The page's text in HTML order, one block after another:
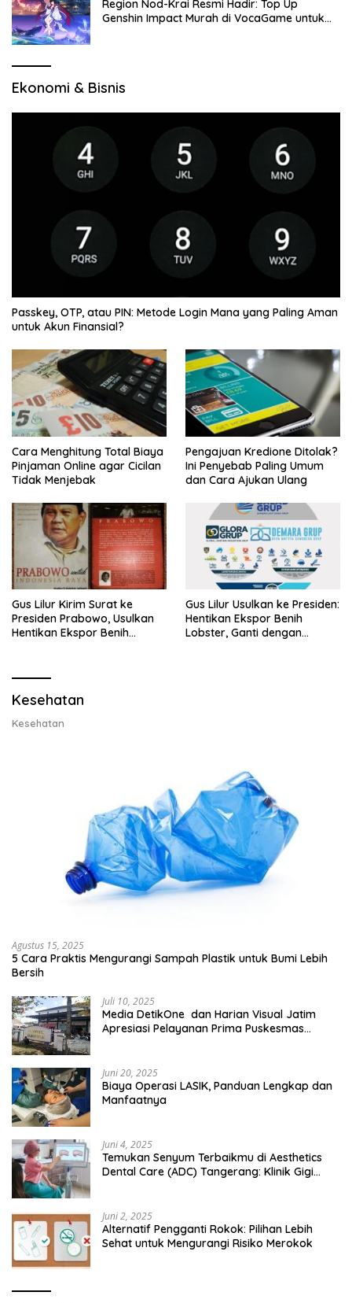
Region Nod-Krai Resmi Hadir: Top Up
Genshin Impact Murah di VocaGame untuk
Ekonomi & Bisnis
Passkey, OTP, atau PIN: Metode Login Mana yang Paling Aman
untuk Akun Finansial?
Cara Menghitung Total Biaya
Pinjaman Online agar Cicilan
Tidak Menjebak
Pengajuan Kredione Ditolak?
Ini Penyebab Paling Umum
dan Cara Ajukan Ulang
Gus Lilur Kirim Surat ke
Presiden Prabowo, Usulkan
Hentikan Ekspor Benih
Gus Lilur Usulkan ke Presiden:
Hentikan Ekspor Benih
Lobster, Ganti dengan
Kesehatan
Kesehatan
Agustus 15, 2025
5 Cara Praktis Mengurangi Sampah Plastik untuk Bumi Lebih
Bersih
Juli 10, 2025
Media DetikOne dan Harian Visual Jatim
Apresiasi Pelayanan Prima Puskesmas
Juni 20, 2025
Biaya Operasi LASIK, Panduan Lengkap dan
Manfaatnya
Juni 4, 2025
Temukan Senyum Terbaikmu di Aesthetics
Dental Care (ADC) Tangerang: Klinik Gigi
Juni 2, 2025
Alternatif Pengganti Rokok: Pilihan Lebih
Sehat untuk Mengurangi Risiko Merokok